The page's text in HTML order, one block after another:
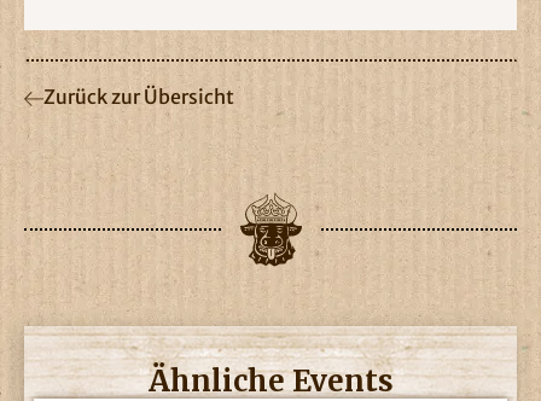
Zurück zur Übersicht
Ähnliche Events